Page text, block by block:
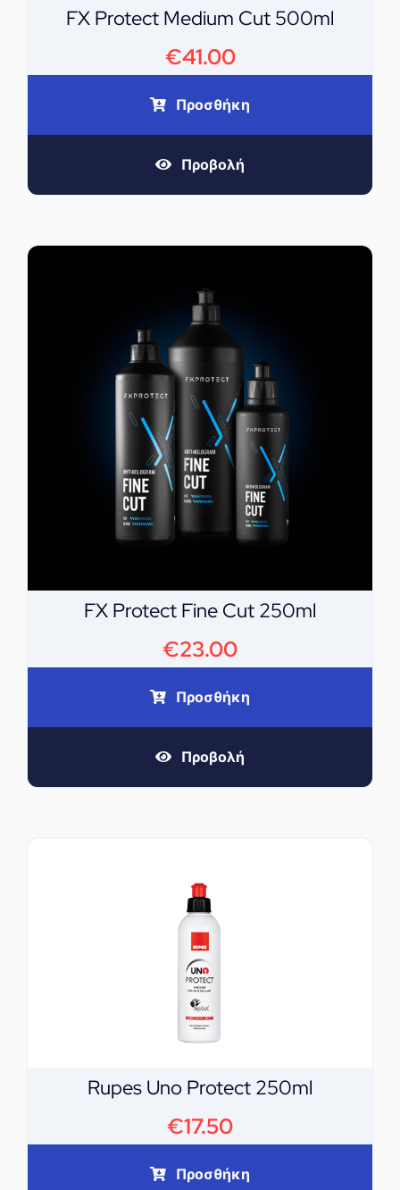
FX Protect Medium Cut 500ml
€41.00
Προσθήκη
Προβολή
FX Protect Fine Cut 250ml
€23.00
Προσθήκη
Προβολή
Rupes Uno Protect 250ml
€17.50
Προσθήκη